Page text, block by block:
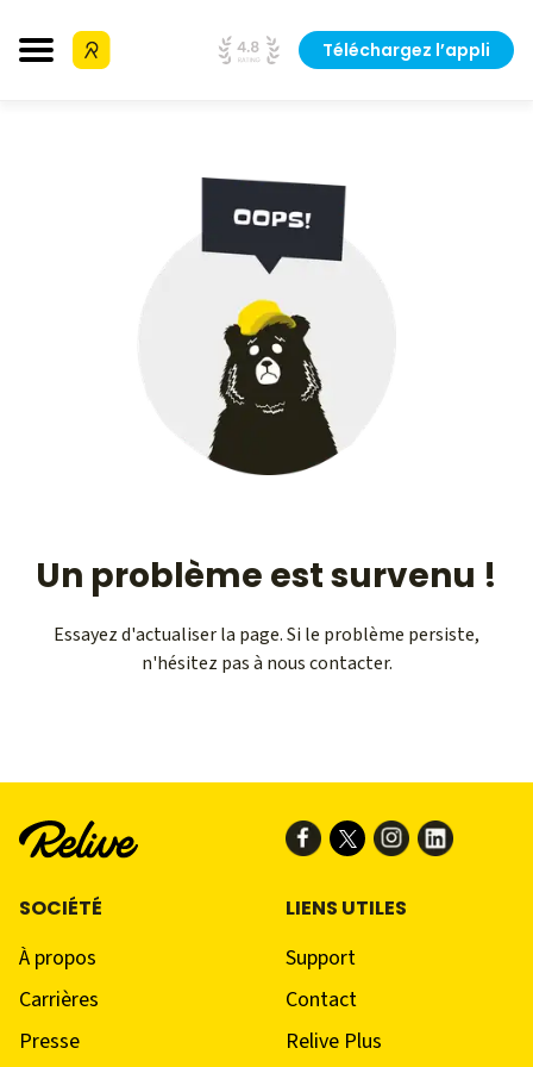
Téléchargez l’appli
Un problème est survenu !
Essayez d'actualiser la page. Si le problème persiste,
n'hésitez pas à nous contacter.
SOCIÉTÉ
À propos
Carrières
Presse
LIENS UTILES
Support
Contact
Relive Plus